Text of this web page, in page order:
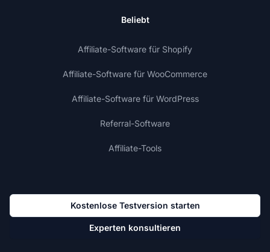
Beliebt
Affiliate-Software für Shopify
Affiliate-Software für WooCommerce
Affiliate-Software für WordPress
Referral-Software
Affiliate-Tools
Kostenlose Testversion starten
Experten konsultieren